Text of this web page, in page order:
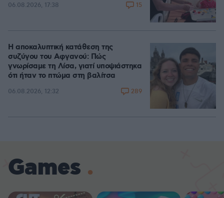
06.08.2026, 17:38 15
Η αποκαλυπτική κατάθεση της
συζύγου του Αφγανού: Πώς
γνωρίσαμε τη Λίσα, γιατί υποψιάστηκα
ότι ήταν το πτώμα στη βαλίτσα
06.08.2026, 12:32 289
Games